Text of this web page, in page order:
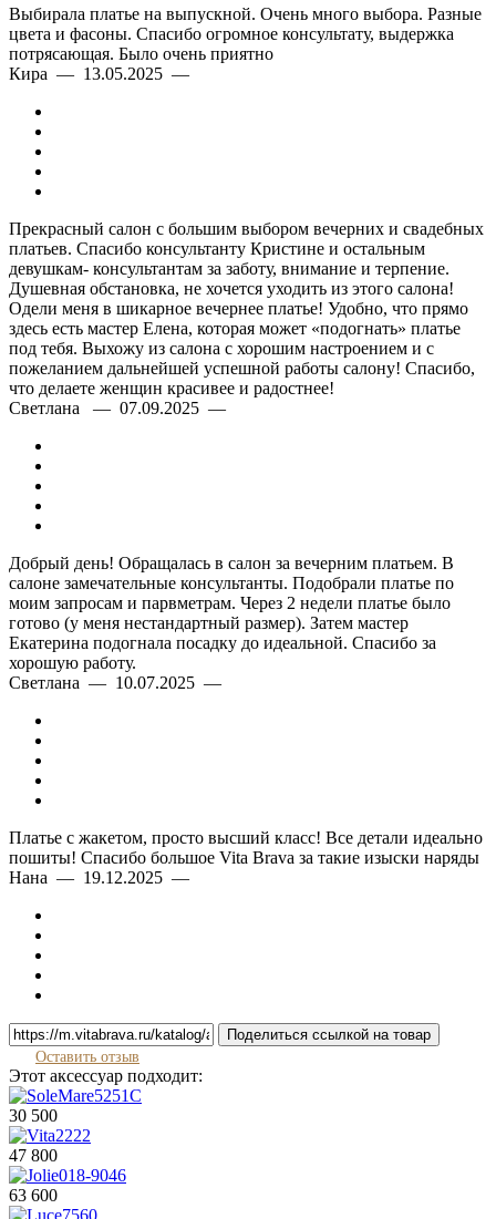
Выбирала платье на выпускной. Очень много выбора. Разные
цвета и фасоны. Спасибо огромное консультату, выдержка
потрясающая. Было очень приятно
Кира — 13.05.2025 —
Прекрасный салон с большим выбором вечерних и свадебных
платьев. Спасибо консультанту Кристине и остальным
девушкам- консультантам за заботу, внимание и терпение.
Душевная обстановка, не хочется уходить из этого салона!
Одели меня в шикарное вечернее платье! Удобно, что прямо
здесь есть мастер Елена, которая может «подогнать» платье
под тебя. Выхожу из салона с хорошим настроением и с
пожеланием дальнейшей успешной работы салону! Спасибо,
что делаете женщин красивее и радостнее!
Светлана — 07.09.2025 —
Добрый день! Обращалась в салон за вечерним платьем. В
салоне замечательные консультанты. Подобрали платье по
моим запросам и парвметрам. Через 2 недели платье было
готово (у меня нестандартный размер). Затем мастер
Екатерина подогнала посадку до идеальной. Спасибо за
хорошую работу.
Светлана — 10.07.2025 —
Платье с жакетом, просто высший класс! Все детали идеально
пошиты! Спасибо большое Vita Brava за такие изыски наряды
Нана — 19.12.2025 —
Поделиться ссылкой на товар
Оставить отзыв
Этот аксессуар подходит:
30 500
47 800
63 600